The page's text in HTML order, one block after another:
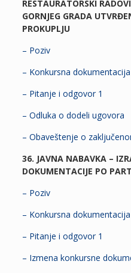
RESTAURATORSKI
GORNJEG GRADA
PROKUPLJU
– Poziv
– Konkursna dokumentacija
– Pitanje i odgovor 1
– Odluka o dodeli ugovora
– Obaveštenje o
36. JAVNA NABAVKA –
DOKUMENTACIJE PO
– Poziv
– Konkursna dokumentacija
– Pitanje i odgovor 1
– Izmena konkursne